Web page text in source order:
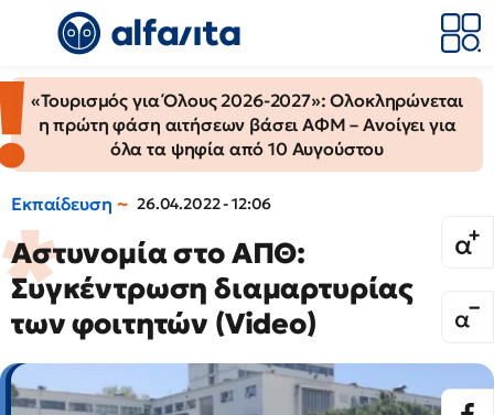
«Τουρισμός για Όλους 2026-2027»: Ολοκληρώνεται
η πρώτη φάση αιτήσεων βάσει ΑΦΜ – Ανοίγει για
όλα τα ψηφία από 10 Αυγούστου
Εκπαίδευση 26.04.2022 - 12:06
Αστυνομία στο ΑΠΘ:
Συγκέντρωση διαμαρτυρίας
των φοιτητών (Video)